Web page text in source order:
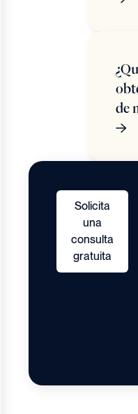
de
Solicita
una
consulta
gratuita